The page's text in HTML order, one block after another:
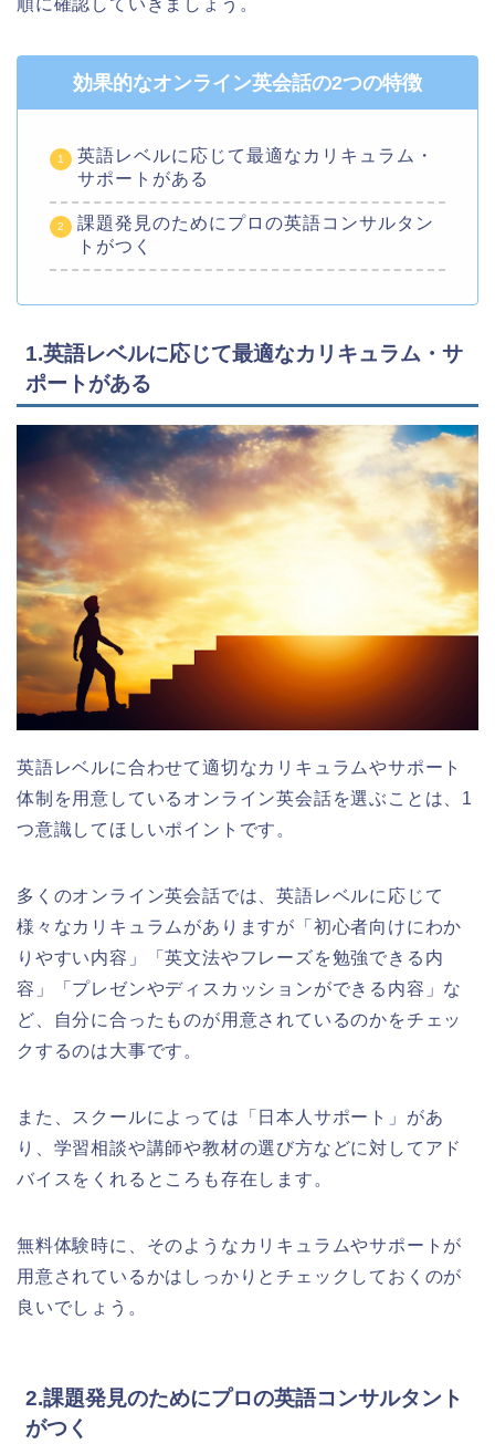
順に確認していきましょう。
効果的なオンライン英会話の2つの特徴
英語レベルに応じて最適なカリキュラム・
サポートがある
課題発見のためにプロの英語コンサルタン
トがつく
1.英語レベルに応じて最適なカリキュラム・サ
ポートがある
英語レベルに合わせて適切なカリキュラムやサポート
体制を用意しているオンライン英会話を選ぶことは、1
つ意識してほしいポイントです。
多くのオンライン英会話では、英語レベルに応じて
様々なカリキュラムがありますが「初心者向けにわか
りやすい内容」「英文法やフレーズを勉強できる内
容」「プレゼンやディスカッションができる内容」な
ど、自分に合ったものが用意されているのかをチェッ
クするのは大事です。
また、スクールによっては「日本人サポート」があ
り、学習相談や講師や教材の選び方などに対してアド
バイスをくれるところも存在します。
無料体験時に、そのようなカリキュラムやサポートが
用意されているかはしっかりとチェックしておくのが
良いでしょう。
2.課題発見のためにプロの英語コンサルタント
がつく